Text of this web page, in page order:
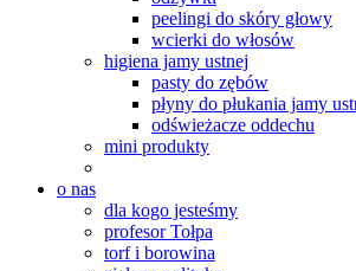
peelingi do skóry głowy
wcierki do włosów
higiena jamy ustnej
pasty do zębów
płyny do płukania jamy
odświeżacze oddechu
mini produkty
o nas
dla kogo jesteśmy
profesor Tołpa
torf i borowina